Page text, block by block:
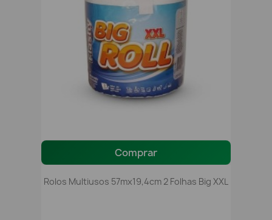
Comprar
Rolos Multiusos 57mx19,4cm 2 Folhas Big XXL